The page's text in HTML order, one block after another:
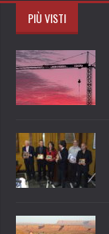
PIÙ VISTI